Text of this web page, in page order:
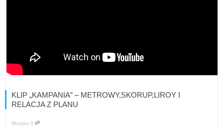
KLIP „KAMPANIA” – METROWY,SKORUP,LIROY I
RELACJA Z PLANU
Muzyka 0